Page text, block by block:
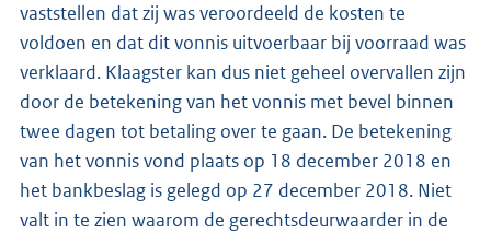
vaststellen dat zij was veroordeeld de kosten te
voldoen en dat dit vonnis uitvoerbaar bij voorraad was
verklaard. Klaagster kan dus niet geheel overvallen zijn
door de betekening van het vonnis met bevel binnen
twee dagen tot betaling over te gaan. De betekening
van het vonnis vond plaats op 18 december 2018 en
het bankbeslag is gelegd op 27 december 2018. Niet
valt in te zien waarom de gerechtsdeurwaarder in de